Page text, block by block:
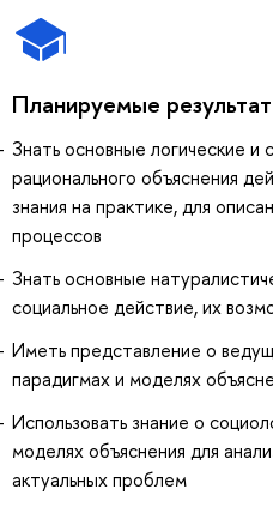
Планируемые
Знать основные логические
рационального объяснения
знания на практике, для
процессов
Знать основные
социальное действие, их
Иметь представление о
парадигмах и моделях
Использовать знание о
моделях объяснения для
актуальных проблем